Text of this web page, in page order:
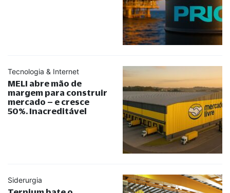
Tecnologia & Internet
MELI abre mão de
margem para construir
mercado – e cresce
50%. Inacreditável
Siderurgia